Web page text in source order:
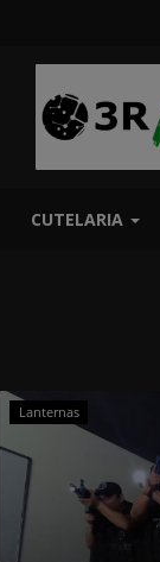
CUTELARIA
Lanternas